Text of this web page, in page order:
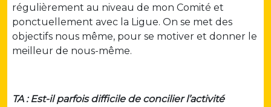
régulièrement au niveau de mon Comité et
ponctuellement avec la Ligue. On se met des
objectifs nous même, pour se motiver et donner le
meilleur de nous-même.
TA : Est-il parfois difficile de concilier l’activité